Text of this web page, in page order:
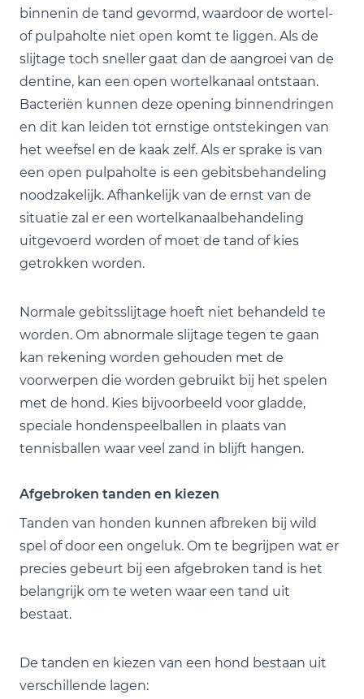
binnenin de tand gevormd, waardoor de wortel-
of pulpaholte niet open komt te liggen. Als de
slijtage toch sneller gaat dan de aangroei van de
dentine, kan een open wortelkanaal ontstaan.
Bacteriën kunnen deze opening binnendringen
en dit kan leiden tot ernstige ontstekingen van
het weefsel en de kaak zelf. Als er sprake is van
een open pulpaholte is een gebitsbehandeling
noodzakelijk. Afhankelijk van de ernst van de
situatie zal er een wortelkanaalbehandeling
uitgevoerd worden of moet de tand of kies
getrokken worden.
Normale gebitsslijtage hoeft niet behandeld te
worden. Om abnormale slijtage tegen te gaan
kan rekening worden gehouden met de
voorwerpen die worden gebruikt bij het spelen
met de hond. Kies bijvoorbeeld voor gladde,
speciale hondenspeelballen in plaats van
tennisballen waar veel zand in blijft hangen.
Afgebroken tanden en kiezen
Tanden van honden kunnen afbreken bij wild
spel of door een ongeluk. Om te begrijpen wat er
precies gebeurt bij een afgebroken tand is het
belangrijk om te weten waar een tand uit
bestaat.
De tanden en kiezen van een hond bestaan uit
verschillende lagen: